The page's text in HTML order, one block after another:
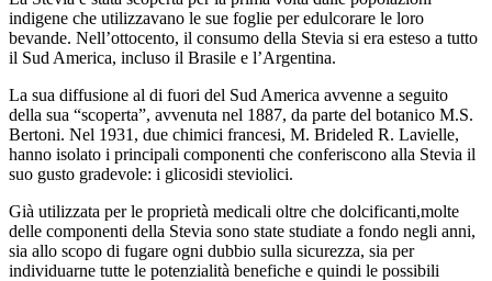
indigene che utilizzavano le sue foglie per edulcorare le loro
bevande. Nell’ottocento, il consumo della Stevia si era esteso a tutto
il Sud America, incluso il Brasile e l’Argentina.
La sua diffusione al di fuori del Sud America avvenne a seguito
della sua “scoperta”, avvenuta nel 1887, da parte del botanico M.S.
Bertoni. Nel 1931, due chimici francesi, M. Brideled R. Lavielle,
hanno isolato i principali componenti che conferiscono alla Stevia il
suo gusto gradevole: i glicosidi steviolici.
Già utilizzata per le proprietà medicali oltre che dolcificanti,molte
delle componenti della Stevia sono state studiate a fondo negli anni,
sia allo scopo di fugare ogni dubbio sulla sicurezza, sia per
individuarne tutte le potenzialità benefiche e quindi le possibili